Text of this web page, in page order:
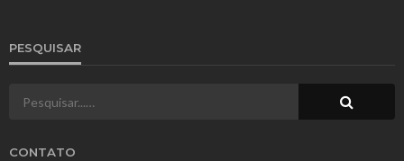
PESQUISAR
CONTATO